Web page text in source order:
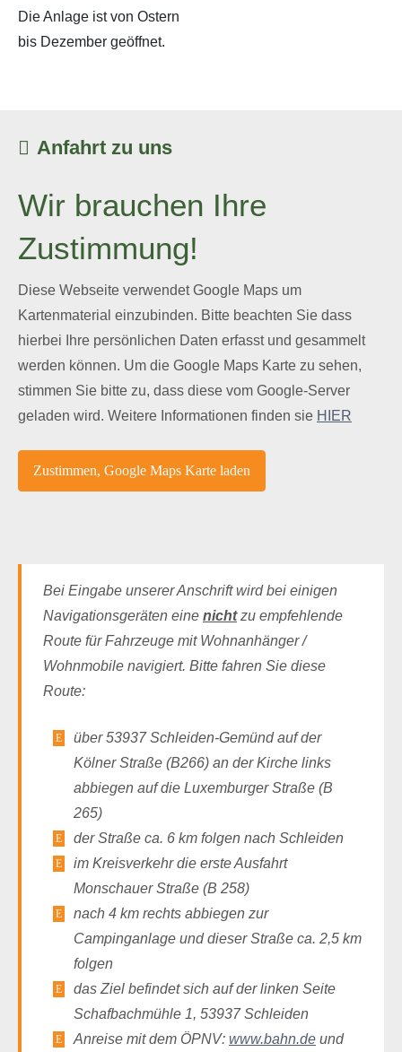
Die Anlage ist von Ostern
bis Dezember geöffnet.
Anfahrt zu uns
Wir brauchen Ihre
Zustimmung!
Diese Webseite verwendet Google Maps um
Kartenmaterial einzubinden. Bitte beachten Sie dass
hierbei Ihre persönlichen Daten erfasst und gesammelt
werden können. Um die Google Maps Karte zu sehen,
stimmen Sie bitte zu, dass diese vom Google-Server
geladen wird. Weitere Informationen finden sie HIER
Bei Eingabe unserer Anschrift wird bei einigen
Navigationsgeräten eine nichtzu empfehlende
Route für Fahrzeuge mit Wohnanhänger /
Wohnmobile navigiert. Bitte fahren Sie diese
Route:
über 53937 Schleiden-Gemünd auf der
Kölner Straße (B266) an der Kirche links
abbiegen auf die Luxemburger Straße (B
265)
der Straße ca. 6 km folgen nach Schleiden
im Kreisverkehr die erste Ausfahrt
Monschauer Straße (B 258)
nach 4 km rechts abbiegen zur
Campinganlage und dieser Straße ca. 2,5 km
folgen
das Ziel befindet sich auf der linken Seite
Schafbachmühle 1, 53937 Schleiden
Anreise mit dem ÖPNV: www.bahn.de und